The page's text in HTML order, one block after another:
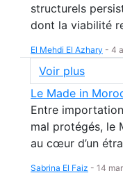
structurels
dont la viabilité
El Mehdi El Azhary - 4
Voir plus
Le Made in
Entre
mal protégés, le
au cœur d’un
Sabrina El Faiz - 14